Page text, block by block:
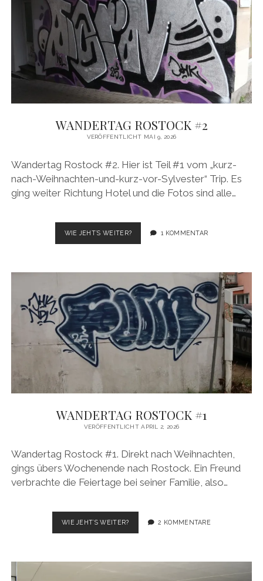
WANDERTAG ROSTOCK #2
VERÖFFENTLICHT MAI 9, 2026
Wandertag Rostock #2. Hier ist Teil #1 vom „kurz-
nach-Weihnachten-und-kurz-vor-Sylvester“ Trip. Es
ging weiter Richtung Hotel und die Fotos sind alle…
WIE JEHT´S WEITER?WANDERTAG
ROSTOCK
1 KOMMENTAR
WANDERTAG ROSTOCK #1
VERÖFFENTLICHT APRIL 2, 2026
Wandertag Rostock #1. Direkt nach Weihnachten,
gings übers Wochenende nach Rostock. Ein Freund
verbrachte die Feiertage bei seiner Familie, also…
WIE JEHT´S WEITER?WANDERTAG
ROSTOCK
2 KOMMENTARE